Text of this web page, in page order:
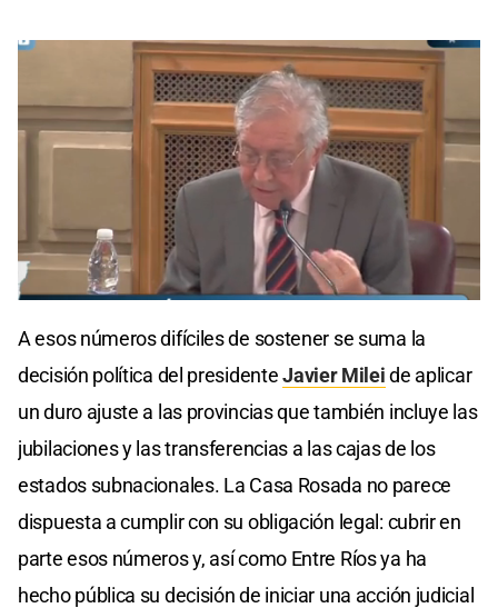
of
seconds
A esos números difíciles de sostener se suma la
decisión política del presidenteJavier Mileide aplicar
un duro ajuste a las provincias que también incluye las
jubilaciones y las transferencias a las cajas de los
estados subnacionales. La Casa Rosada no parece
dispuesta a cumplir con su obligación legal: cubrir en
parte esos números y, así como Entre Ríos ya ha
hecho pública su decisión de iniciar una acción judicial